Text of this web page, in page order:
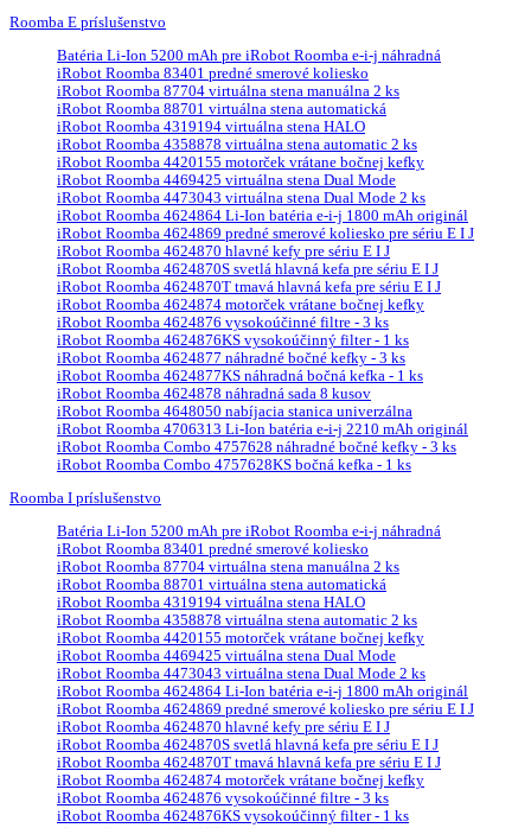
Roomba E príslušenstvo
Batéria Li-Ion 5200 mAh pre iRobot Roomba e-i-j náhradná
iRobot Roomba 83401 predné smerové koliesko
iRobot Roomba 87704 virtuálna stena manuálna 2 ks
iRobot Roomba 88701 virtuálna stena automatická
iRobot Roomba 4319194 virtuálna stena HALO
iRobot Roomba 4358878 virtuálna stena automatic 2 ks
iRobot Roomba 4420155 motorček vrátane bočnej kefky
iRobot Roomba 4469425 virtuálna stena Dual Mode
iRobot Roomba 4473043 virtuálna stena Dual Mode 2 ks
iRobot Roomba 4624864 Li-Ion batéria e-i-j 1800 mAh originál
iRobot Roomba 4624869 predné smerové koliesko pre sériu E I J
iRobot Roomba 4624870 hlavné kefy pre sériu E I J
iRobot Roomba 4624870S svetlá hlavná kefa pre sériu E I J
iRobot Roomba 4624870T tmavá hlavná kefa pre sériu E I J
iRobot Roomba 4624874 motorček vrátane bočnej kefky
iRobot Roomba 4624876 vysokoúčinné filtre - 3 ks
iRobot Roomba 4624876KS vysokoúčinný filter - 1 ks
iRobot Roomba 4624877 náhradné bočné kefky - 3 ks
iRobot Roomba 4624877KS náhradná bočná kefka - 1 ks
iRobot Roomba 4624878 náhradná sada 8 kusov
iRobot Roomba 4648050 nabíjacia stanica univerzálna
iRobot Roomba 4706313 Li-Ion batéria e-i-j 2210 mAh originál
iRobot Roomba Combo 4757628 náhradné bočné kefky - 3 ks
iRobot Roomba Combo 4757628KS bočná kefka - 1 ks
Roomba I príslušenstvo
Batéria Li-Ion 5200 mAh pre iRobot Roomba e-i-j náhradná
iRobot Roomba 83401 predné smerové koliesko
iRobot Roomba 87704 virtuálna stena manuálna 2 ks
iRobot Roomba 88701 virtuálna stena automatická
iRobot Roomba 4319194 virtuálna stena HALO
iRobot Roomba 4358878 virtuálna stena automatic 2 ks
iRobot Roomba 4420155 motorček vrátane bočnej kefky
iRobot Roomba 4469425 virtuálna stena Dual Mode
iRobot Roomba 4473043 virtuálna stena Dual Mode 2 ks
iRobot Roomba 4624864 Li-Ion batéria e-i-j 1800 mAh originál
iRobot Roomba 4624869 predné smerové koliesko pre sériu E I J
iRobot Roomba 4624870 hlavné kefy pre sériu E I J
iRobot Roomba 4624870S svetlá hlavná kefa pre sériu E I J
iRobot Roomba 4624870T tmavá hlavná kefa pre sériu E I J
iRobot Roomba 4624874 motorček vrátane bočnej kefky
iRobot Roomba 4624876 vysokoúčinné filtre - 3 ks
iRobot Roomba 4624876KS vysokoúčinný filter - 1 ks